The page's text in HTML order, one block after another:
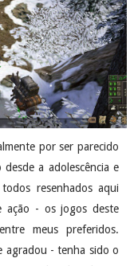
por ser parecido
a adolescência e
resenhados aqui
ação - os jogos deste
meus preferidos.
agradou - tenha sido o